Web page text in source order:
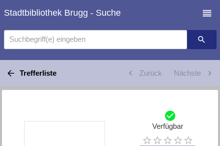
Stadtbibliothek Brugg - Suche
Suchbegriff(e) eingeben
Trefferliste Zurück Nächste
Verfügbar